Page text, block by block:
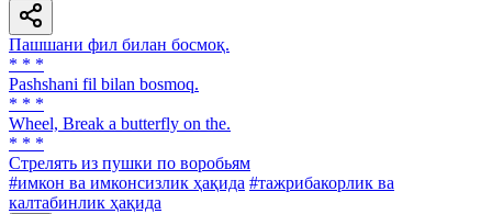
Пашшани фил билан босмоқ.
* * *
Pashshani fil bilan bosmoq.
* * *
Wheel, Break a butterfly on the.
* * *
Стрелять из пушки по воробьям
#имкон ва имконсизлик ҳақида #тажрибакорлик ва
калтабинлик ҳақида